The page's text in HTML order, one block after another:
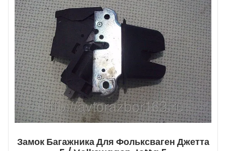
Замок Багажника Для Фольксваген Джетта